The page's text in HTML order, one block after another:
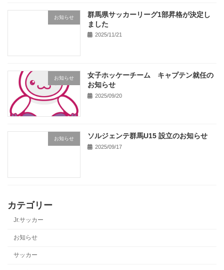
お知らせ
群馬県サッカーリーグ1部昇格が決定し
ました
2025/11/21
お知らせ
女子ホッケーチーム キャプテン就任の
お知らせ
2025/09/20
お知らせ ソルジェンテ群馬U15 設立のお知らせ
2025/09/17
カテゴリー
Jr.サッカー
お知らせ
サッカー